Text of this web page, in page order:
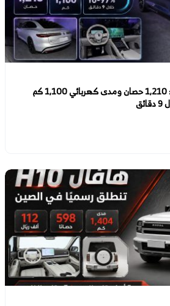
دينزا Z9S تنطلق في الصين: 1,210 حصان ومدى كهربائي 1,100 كم